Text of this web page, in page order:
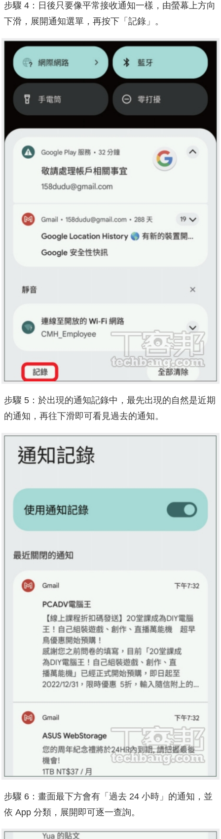
步驟 4：日後只要像平常接收通知一樣，由螢幕上方向
下滑，展開通知選單，再按下「記錄」。
步驟 5：於出現的通知記錄中，最先出現的自然是近期
的通知，再往下滑即可看見過去的通知。
步驟 6：畫面最下方會有「過去 24 小時」的通知，並
依 App 分類，展開即可逐一查詢。